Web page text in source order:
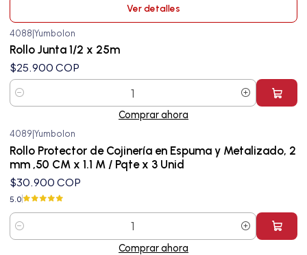
Ver detalles
4088|Yumbolon
Rollo Junta 1/2 x 25m
$25.900 COP
Cantidad
Comprar ahora
4089 Yumbolon
Rollo Protector de Cojinería en Espuma y Metalizado, 2
mm ,50 CM x 1.1 M / Pqte x 3 Unid
$30.900 COP
5.0
Cantidad
Comprar ahora